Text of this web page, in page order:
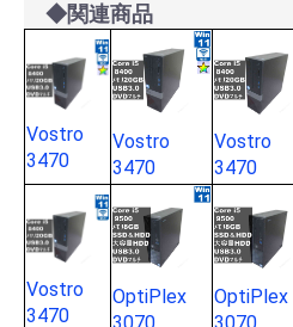
◆関連商品
Vostro
3470
Vostro
3470
Vostro
3470
Vostro
3470
OptiPlex
OptiPlex